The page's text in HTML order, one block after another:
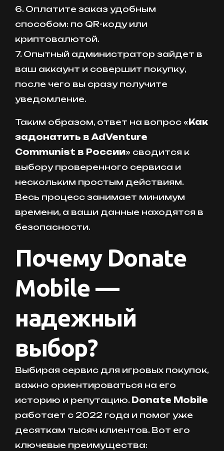
6. Оплатите заказ удобным
способом: по QR-коду или
криптовалютой.
7. Опытный администратор зайдет в
ваш аккаунт и совершит покупку,
после чего вы сразу получите
уведомление.
Таким образом, ответ на вопрос « Как
задонатить в AdVenture
Communist в России» сводится к
выбору проверенного сервиса и
нескольким простым действиям.
Весь процесс занимает минимум
времени, а ваши данные находятся в
безопасности.
Почему Donate
Mobile —
надежный
выбор?
Выбирая сервис для игровых покупок,
важно ориентироваться на его
историю и репутацию. Donate Mobile
работает с 2022 года и помог уже
десяткам тысяч клиентов. Вот его
ключевые преимущества: